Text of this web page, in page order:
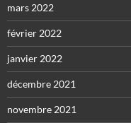
mars 2022
février 2022
janvier 2022
décembre 2021
novembre 2021